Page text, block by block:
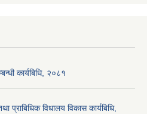
कार्यबिधि, २०८१
प्राबिधिक विधालय विकास कार्यबिधि,